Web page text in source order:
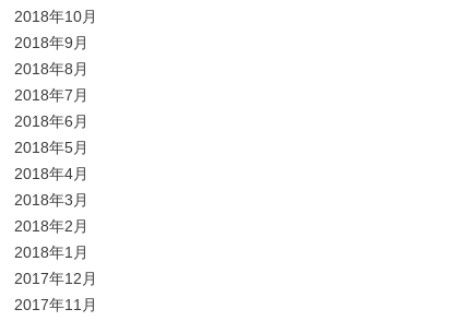
2018年10月
2018年9月
2018年8月
2018年7月
2018年6月
2018年5月
2018年4月
2018年3月
2018年2月
2018年1月
2017年12月
2017年11月